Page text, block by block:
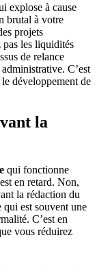
explose à cause
brutal à votre
projets
pas les liquidités
de relance
C’est
développement de
la
qui fonctionne
en retard. Non,
la rédaction du
est souvent une
C’est en
vous réduirez